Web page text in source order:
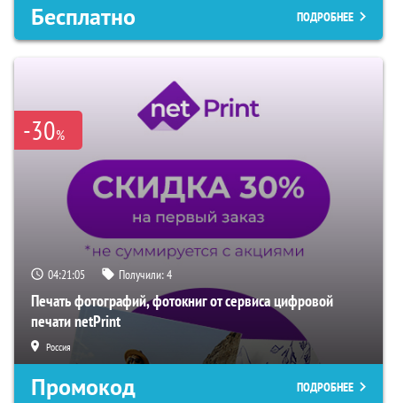
Бесплатно ПОДРОБНЕЕ
-30%
04:21:04 Получили:4
Печать фотографий, фотокниг от сервиса цифровой
печати netPrint
Россия
Промокод ПОДРОБНЕЕ